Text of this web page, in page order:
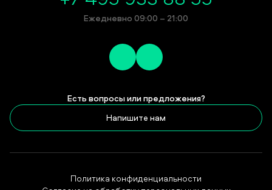
Ежедневно 09:00 – 21:00
Есть вопросы или предложения?
Напишите нам
Политика конфиденциальности